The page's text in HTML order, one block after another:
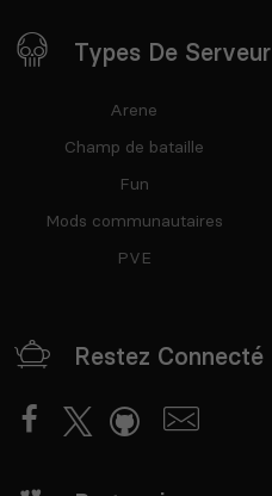
Types De Serveur
Arene
Champ de bataille
Fun
Mods communautaires
PVE
Restez Connecté